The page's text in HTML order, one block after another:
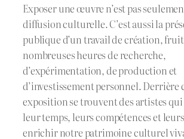
Exposer une œuvre n’est pas
diffusion culturelle. C’est aussi la
publique d’un travail de création,
nombreuses heures de recherche,
d’expérimentation, de production et
d’investissement personnel. Derrière
exposition se trouvent des artistes
leur temps, leurs compétences et
enrichir notre patrimoine culturel